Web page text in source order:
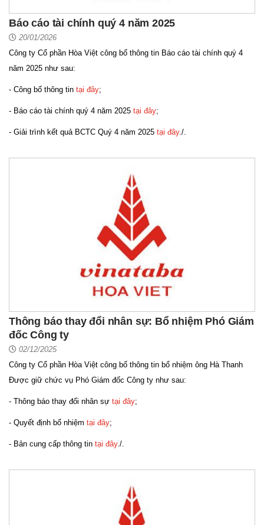
Báo cáo tài chính quý 4 năm 2025
20/01/2026
Công ty Cổ phần Hòa Việt công bố thông tin Báo cáo tài chính quý 4
năm 2025 như sau:
- Công bố thông tin tại đây;
- Báo cáo tài chính quý 4 năm 2025 tại đây;
- Giải trình kết quả BCTC Quý 4 năm 2025 tại đây./.
Thông báo thay đổi nhân sự: Bổ nhiệm Phó Giám
đốc Công ty
02/12/2025
Công ty Cổ phần Hòa Việt công bố thông tin bổ nhiệm ông Hà Thanh
Được giữ chức vụ Phó Giám đốc Công ty như sau:
- Thông báo thay đổi nhân sự tại đây;
- Quyết định bổ nhiệm tại đây;
- Bản cung cấp thông tin tại đây./.